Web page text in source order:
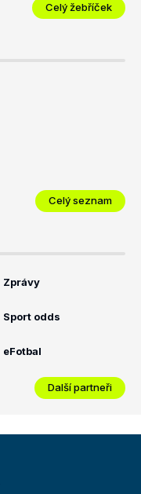
Celý žebříček
Celý seznam
Zprávy
Sport odds
eFotbal
Další partneři